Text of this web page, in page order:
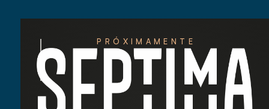
PRÓXIMAMENTE
Redescubre las tardes del Retiro: nuestra